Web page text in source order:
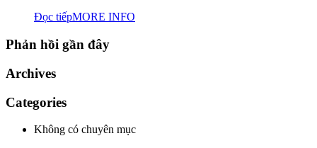
Đọc tiếpMORE INFO
Phản hồi gần đây
Archives
Categories
Không có chuyên mục